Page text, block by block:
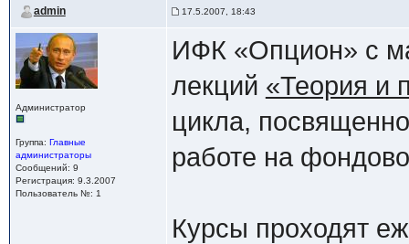
admin 17.5.2007, 18:43
Администратор
Группа: Главные
администраторы
Сообщений: 9
Регистрация: 9.3.2007
Пользователь №: 1
ИФК «Опцион» с
лекций «Теория и
цикла,
работе на
Курсы проходят